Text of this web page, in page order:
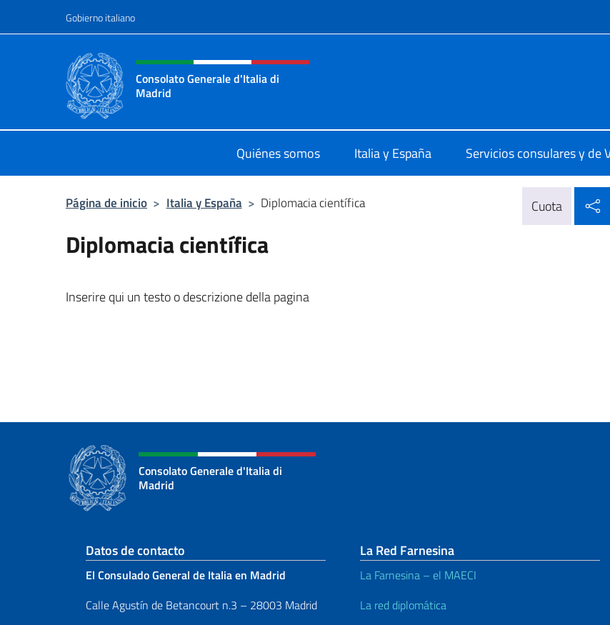
Gobierno italiano
Encabezado del sitio web, redes sociales y menú
Consolato Generale d'Italia di
Madrid
Quiénes somos Italia y España Servicios consulares y de
Página de inicio > Italia y España > Diplomacia científica Cuota
Diplomacia científica
Inserire qui un testo o descrizione della pagina
Consolato Generale d'Italia di
Madrid
Sezione footer
Datos de contacto
El Consulado General de Italia en Madrid
Calle Agustín de Betancourt n.3 – 28003 Madrid
La Red Farnesina
La Farnesina – el MAECI
La red diplomática